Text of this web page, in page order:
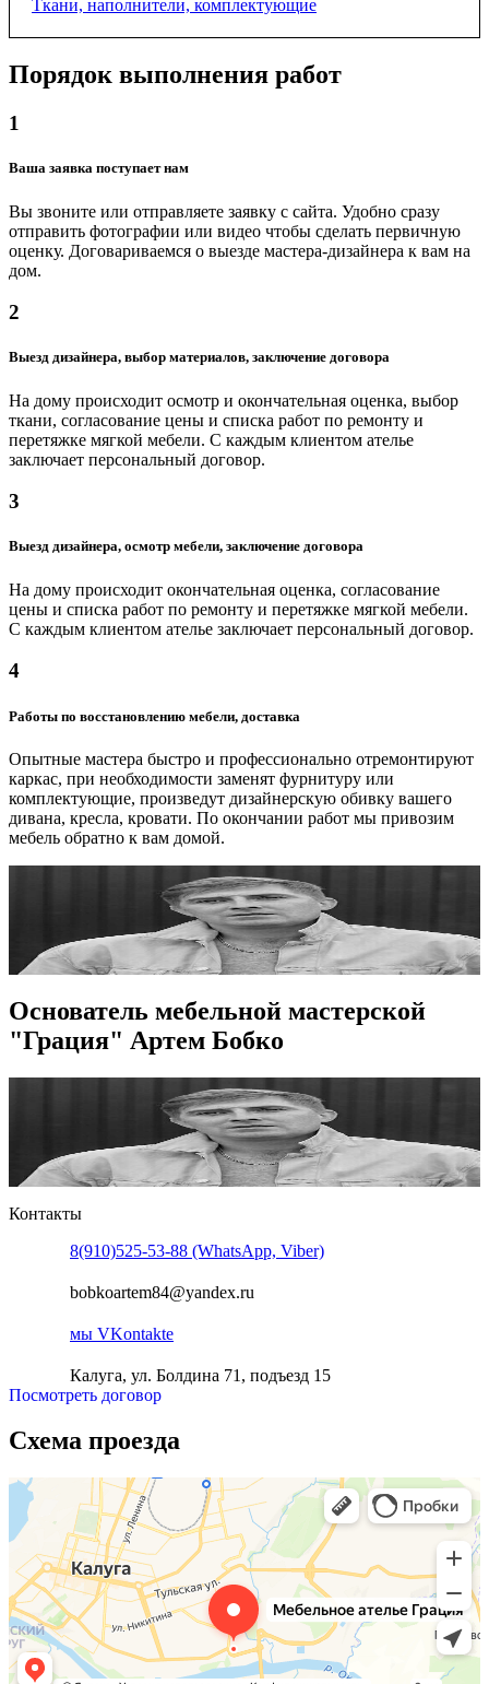
Ткани, наполнители, комплектующие
Мебельные ткани
от 400 ₽
Ватин, 2 м
от 500 ₽
Синтепон, 1.4 м
от 400 ₽
Поролон, 2х1 м
от 1000 ₽
Диванный механизм "книжка-кровать"
от 900 ₽
от 1000 ₽
Порядок выполнения работ
1
Ваша заявка поступает нам
Вы звоните или отправляете заявку с сайта. Удобно сразу
отправить фотографии или видео чтобы сделать первичную
оценку. Договариваемся о выезде мастера-дизайнера к вам на
дом.
2
Выезд дизайнера, выбор материалов, заключение договора
На дому происходит осмотр и окончательная оценка, выбор
ткани, согласование цены и списка работ по ремонту и
перетяжке мягкой мебели. С каждым клиентом ателье
заключает персональный договор.
3
Выезд дизайнера, осмотр мебели, заключение договора
На дому происходит окончательная оценка, согласование
цены и списка работ по ремонту и перетяжке мягкой мебели.
С каждым клиентом ателье заключает персональный договор.
4
Работы по восстановлению мебели, доставка
Опытные мастера быстро и профессионально отремонтируют
каркас, при необходимости заменят фурнитуру или
комплектующие, произведут дизайнерскую обивку вашего
дивана, кресла, кровати. По окончании работ мы привозим
мебель обратно к вам домой.
Основатель мебельной мастерской
"Грация" Артем Бобко
Контакты
8(910)525-53-88 (WhatsApp, Viber)
bobkoartem84@yandex.ru
мы VKontakte
Калуга, ул. Болдина 71, подъезд 15
Посмотреть договор
Схема проезда